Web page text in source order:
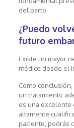
del parto.
¿Puedo
futuro
Existe un mayor
médico desde el
Como
un tratamiento
es una excelente
altamente
paciente, podrás